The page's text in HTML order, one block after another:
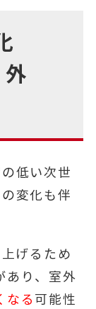
低い次世
変化も伴
げるため
あり、室外
なる 可能性